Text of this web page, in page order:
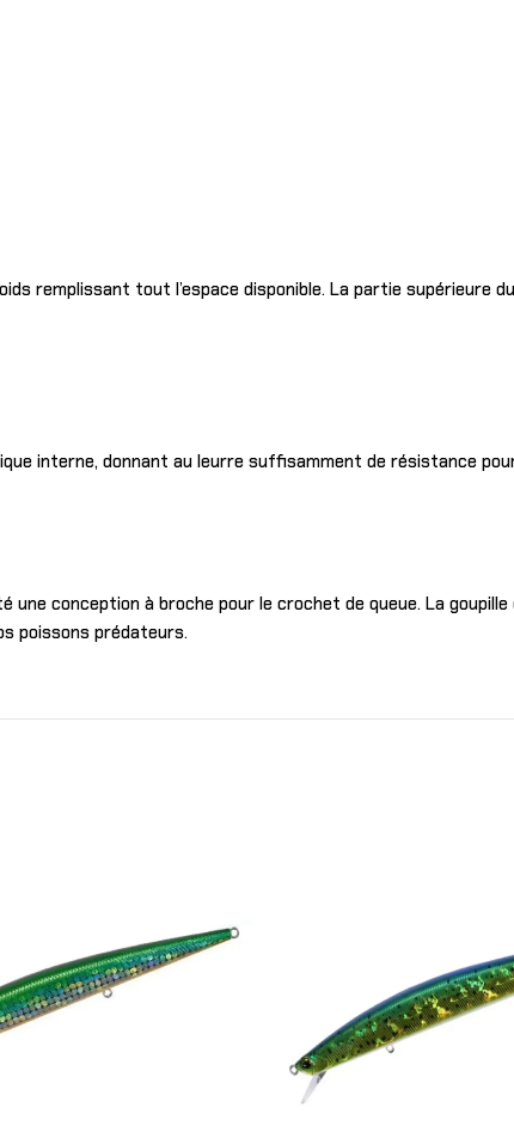
remplissant tout l’espace disponible. La partie supérieure
interne, donnant au leurre suffisamment de résistance
conception à broche pour le crochet de queue. La
poissons prédateurs.